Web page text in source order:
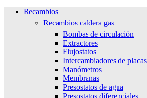
Recambios
Recambios caldera gas
Bombas de circulación
Extractores
Flujostatos
Intercambiadores de placas
Manómetros
Membranas
Presostatos de agua
Presostatos diferenciales